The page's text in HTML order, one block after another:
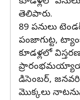
తెలిపారు.
89 పనులు
పంజాగుట్ట,
కూడళ్లలో
డిసెంబర్,
మొక్కలు